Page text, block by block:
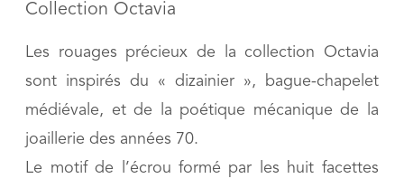
Collection Octavia
Les rouages précieux de la collection Octavia
sont inspirés du « dizainier », bague-chapelet
médiévale, et de la poétique mécanique de la
joaillerie des années 70.
Le motif de l’écrou formé par les huit facettes